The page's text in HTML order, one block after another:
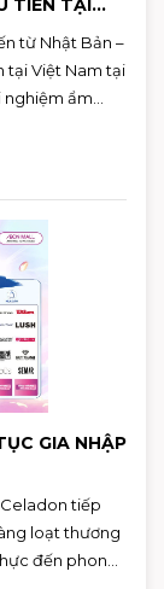
TIÊN TẠI
từ Nhật Bản –
tại Việt Nam tại
nghiệm ẩm
dẫn đến hết
GIA NHẬP
Celadon tiếp
loạt thương
đến phong